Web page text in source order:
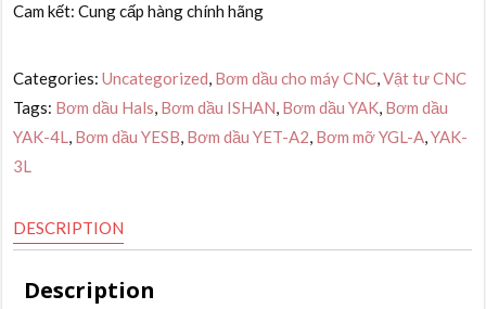
Cam kết: Cung cấp hàng chính hãng
Categories:Uncategorized, Bơm dầu cho máy CNC,Vật tư CNC
Tags: Bơm dầu Hals, Bơm dầu ISHAN, Bơm dầu YAK, Bơm dầu
YAK-4L, Bơm dầu YESB, Bơm dầu YET-A2, Bơm mỡ YGL-A,YAK-
3L
DESCRIPTION
Description